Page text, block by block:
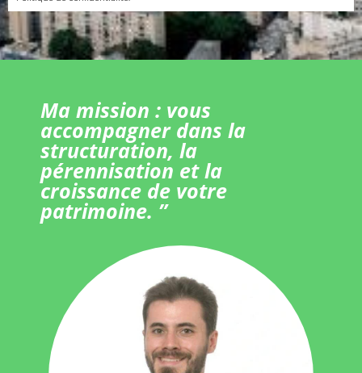
Ma mission : vous
accompagner dans la
structuration, la
pérennisation et la
croissance de votre
patrimoine. ”